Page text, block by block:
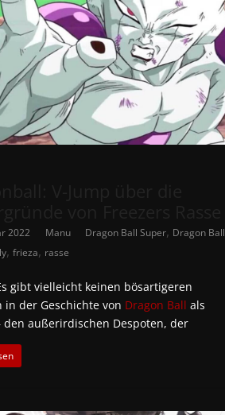
2022 Manu Dragon Ball Super, Dragon Ball
,frieza, rasse
gibt vielleicht keinen bösartigeren
in der Geschichte von Dragon Ball als
den außerirdischen Despoten, der